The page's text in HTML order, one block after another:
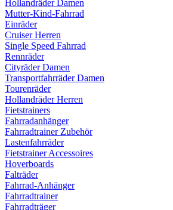
Hollandräder Damen
Mutter-Kind-Fahrrad
Einräder
Cruiser Herren
Single Speed Fahrrad
Rennräder
Cityräder Damen
Transportfahrräder Damen
Tourenräder
Hollandräder Herren
Fietstrainers
Fahrradanhänger
Fahrradtrainer Zubehör
Lastenfahrräder
Fietstrainer Accessoires
Hoverboards
Falträder
Fahrrad-Anhänger
Fahrradtrainer
Fahrradträger